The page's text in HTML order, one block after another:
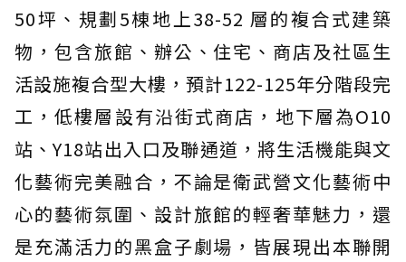
50坪、規劃5棟地上38-52 層的複合式建築
物，包含旅館、辦公、住宅、商店及社區生
活設施複合型大樓，預計122-125年分階段完
工，低樓層設有沿街式商店，地下層為O10
站、Y18站出入口及聯通道，將生活機能與文
化藝術完美融合，不論是衛武營文化藝術中
心的藝術氛圍、設計旅館的輕奢華魅力，還
是充滿活力的黑盒子劇場，皆展現出本聯開